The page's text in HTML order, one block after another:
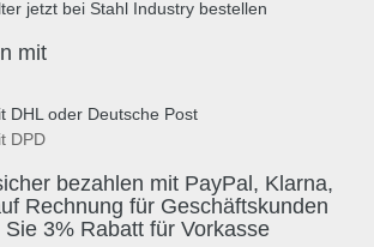
mit
bezahlen mit PayPal, Klarna,
Rechnung für Geschäftskunden
3% Rabatt für Vorkasse